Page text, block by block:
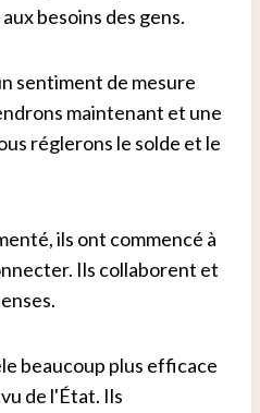
besoins des gens.
sentiment de mesure
maintenant et une
réglerons le solde et le
ils ont commencé à
Ils collaborent et
beaucoup plus efficace
de l'État. Ils